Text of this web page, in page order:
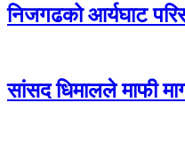
निजगढको आर्यघाट
सांसद धिमालले माफी